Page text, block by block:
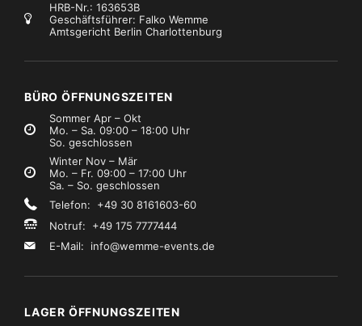
Kabel, Adapter, Auflösungen , Kabel, Adapter, Auflösungen
MwSt.)
(zzgl. MwSt.)
HRB-Nr.: 163653B
Geschäftsführer: Falko Wemme
Amtsgericht Berlin Charlottenburg
BÜRO ÖFFNUNGSZEITEN
Sommer Apr – Okt
Mo. – Sa. 09:00 – 18:00 Uhr
So. geschlossen
Winter Nov – Mär
Mo. – Fr. 09:00 – 17:00 Uhr
Sa. – So. geschlossen
Telefon: +49 30 8161603-60
Notruf: +49 175 7777444
E-Mail: info@wemme-events.de
LAGER ÖFFNUNGSZEITEN